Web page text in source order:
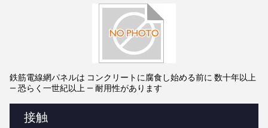
接触
鉄筋電線網パネルは コンクリートに腐食し始める前に 数十年以上
― 恐らく一世紀以上 ― 耐用性があります